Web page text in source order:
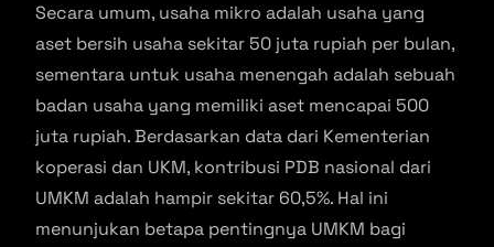
Secara umum, usaha mikro adalah usaha yang
aset bersih usaha sekitar 50 juta rupiah per bulan,
sementara untuk usaha menengah adalah sebuah
badan usaha yang memiliki aset mencapai 500
juta rupiah. Berdasarkan data dari Kementerian
koperasi dan UKM, kontribusi PDB nasional dari
UMKM adalah hampir sekitar 60,5%. Hal ini
menunjukan betapa pentingnya UMKM bagi